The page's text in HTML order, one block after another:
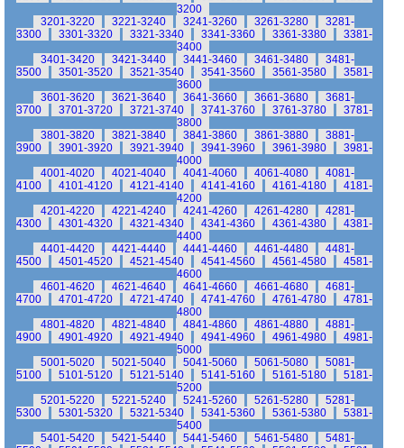
3200
3201-3220
3221-3240 3241-3260 3261-3280
3281-
3300
3301-3320 3321-3340 3341-3360 3361-3380
3381-
3400
3401-3420
3421-3440 3441-3460 3461-3480
3481-
3500
3501-3520 3521-3540 3541-3560 3561-3580
3581-
3600
3601-3620
3621-3640 3641-3660 3661-3680
3681-
3700
3701-3720 3721-3740 3741-3760 3761-3780
3781-
3800
3801-3820
3821-3840 3841-3860 3861-3880
3881-
3900
3901-3920 3921-3940 3941-3960 3961-3980
3981-
4000
4001-4020
4021-4040 4041-4060 4061-4080
4081-
4100
4101-4120 4121-4140 4141-4160 4161-4180
4181-
4200
4201-4220
4221-4240 4241-4260 4261-4280
4281-
4300
4301-4320 4321-4340 4341-4360 4361-4380
4381-
4400
4401-4420
4421-4440 4441-4460 4461-4480
4481-
4500
4501-4520 4521-4540 4541-4560 4561-4580
4581-
4600
4601-4620
4621-4640 4641-4660 4661-4680
4681-
4700
4701-4720 4721-4740 4741-4760 4761-4780
4781-
4800
4801-4820
4821-4840 4841-4860 4861-4880
4881-
4900
4901-4920 4921-4940 4941-4960 4961-4980
4981-
5000
5001-5020
5021-5040 5041-5060 5061-5080
5081-
5100
5101-5120 5121-5140 5141-5160 5161-5180
5181-
5200
5201-5220
5221-5240 5241-5260 5261-5280
5281-
5300
5301-5320 5321-5340 5341-5360 5361-5380
5381-
5400
5401-5420
5421-5440 5441-5460 5461-5480
5481-